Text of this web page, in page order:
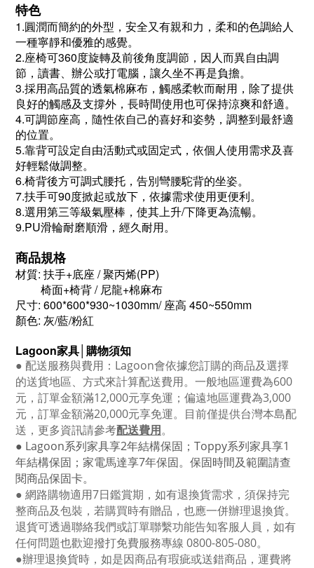
特色
1.圓潤而簡約的外型，安全又有親和力，柔和的色調給人
一種寧靜和優雅的感覺。
2.座椅可360度旋轉及前後角度調節，因人而異自由調
節，讀書、辦公或打電腦，讓久坐不再是負擔。
3.採用高品質的透氣棉麻布，觸感柔軟而耐用，除了提供
良好的觸感及支撐外，長時間使用也可保持涼爽和舒適。
4.可調節座高，隨性依自己的喜好和姿勢，調整到最舒適
的位置。
5.靠背可設定自由活動式或固定式，依個人使用需求及喜
好輕鬆做調整。
6.椅背後方可調式腰托，告別彎腰駝背的坐姿。
7.扶手可90度掀起或放下，依據需求使用更便利。
8.選用第三等級氣壓棒，使其上升/下降更為流暢。
9.PU滑輪耐磨順滑，經久耐用。
商品規格
材質: 扶手+底座 / 聚丙烯(PP)
椅面+椅背 / 尼龍+棉麻布
尺寸: 600*600*930~1030mm/ 座高 450~550mm
顏色: 灰/藍/粉紅
Lagoon家具│購物須知
● 配送服務與費用： Lagoon會依據您訂購的商品及選擇
的送貨地區、方式來計算配送費用。一般地區運費為600
元，訂單金額滿12,000元享免運；偏遠地區運費為3,000
元，訂單金額滿20,000元享免運。目前僅提供台灣本島配
送，更多資訊請參考配送費用。
● Lagoon系列家具享2年結構保固； Toppy系列家具享1
年結構保固；家電馬達享7年保固。保固時間及範圍請查
閱商品保固卡。
● 網路購物適用7日鑑賞期，如有退換貨需求，須保持完
整商品及包裝，若購買時有贈品，也應一併辦理退換貨。
退貨可透過聯絡我們或訂單聯繫功能告知客服人員，如有
任何問題也歡迎撥打免費服務專線 0800-805-080。
●辦理退換貨時，如是因商品有瑕疵或送錯商品，運費將